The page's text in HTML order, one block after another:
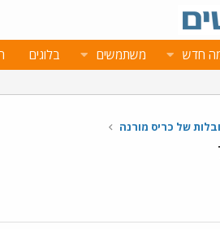
חדש משתמשים בלוגים
של כריס מורנה